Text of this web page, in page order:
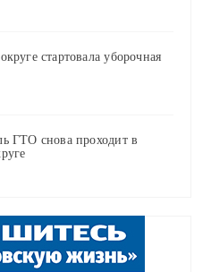
стартовала уборочная
ГТО снова проходит в